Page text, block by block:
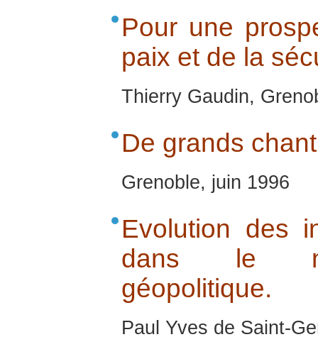
Pour une
paix et de la
Thierry Gaudin,
De grands
Grenoble, juin 1996
Evolution des
dans le
géopolitique.
Paul Yves de Saint-